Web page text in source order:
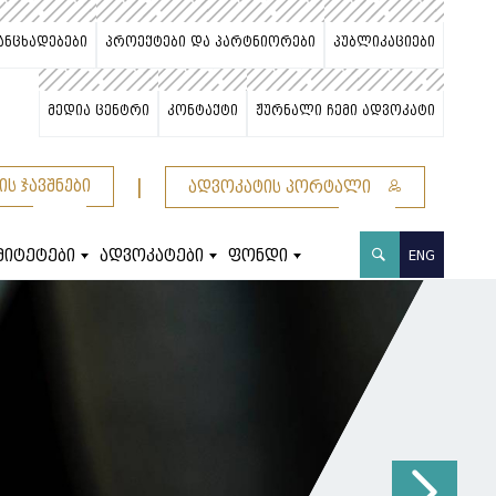
პროექტები და პარტნიორები პუბლიკაციები
მედია ცენტრი კონტაქტი ჟურნალი ჩემი ადვოკატი
ჯავშნები ადვოკატის პორტალი
ადვოკატები ფონდი ENG